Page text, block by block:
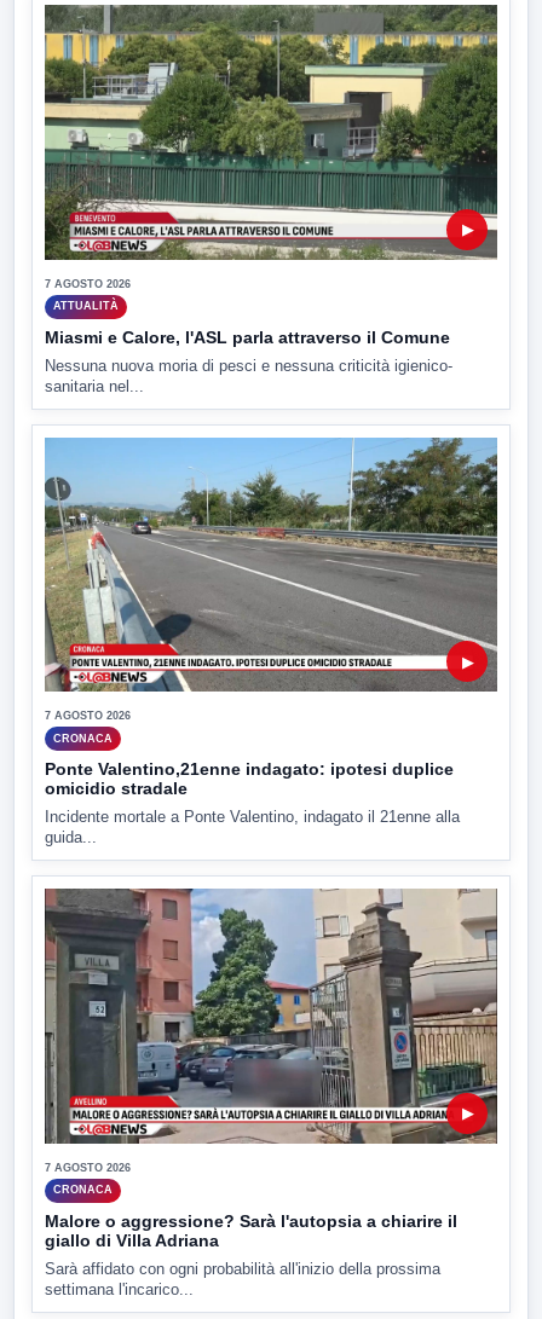
▶
7 AGOSTO 2026
ATTUALITÀ
Miasmi e Calore, l'ASL parla attraverso il Comune
Nessuna nuova moria di pesci e nessuna criticità igienico-
sanitaria nel...
▶
7 AGOSTO 2026
CRONACA
Ponte Valentino,21enne indagato: ipotesi duplice
omicidio stradale
Incidente mortale a Ponte Valentino, indagato il 21enne alla
guida...
▶
7 AGOSTO 2026
CRONACA
Malore o aggressione? Sarà l'autopsia a chiarire il
giallo di Villa Adriana
Sarà affidato con ogni probabilità all'inizio della prossima
settimana l'incarico...